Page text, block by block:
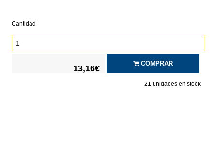
Cantidad
13,16€
COMPRAR
21 unidades en stock